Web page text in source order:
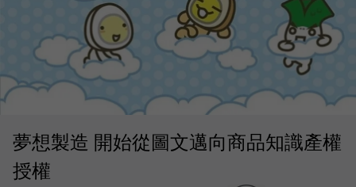
夢想製造 開始從圖文邁向商品知識產權
授權